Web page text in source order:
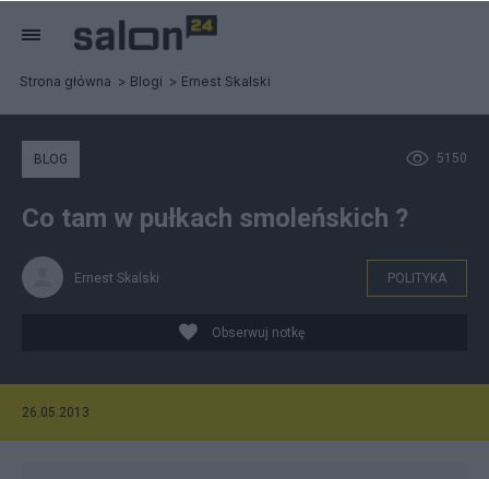
Strona główna Blogi Ernest Skalski
5150
BLOG
Co tam w pułkach smoleńskich ?
Ernest Skalski POLITYKA
Obserwuj notkę
26.05.2013